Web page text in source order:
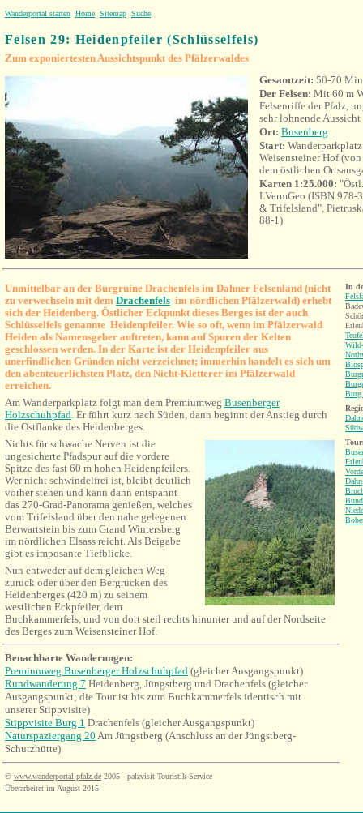
Wanderportal starten Home Sitemap Suche
Felsen 29: Heidenpfeiler (Schlüsselfels)
Zum exponiertesten Aussichtspunkt des Pfälzerwaldes
Gesamtzeit: 50-70
Der Felsen: Mit 60 m
Felsenriffe der Pfalz,
sehr lohnende
Ort: Busenberg
Start:
Weisensteiner Hof
dem östlichen
Karten 1:25.000:
LVermGeo (ISBN 978-
& Trifelsland",
88-1)
Unmittelbar an der Burgruine Drachenfels im Dahner Felsenland (nicht
zu verwechseln mit dem Drachenfels im nördlichen Pfälzerwald) erhebt
sich der Heidenberg. Östlicher Eckpunkt dieses Berges ist der auch
Schlüsselfels genannte Heidenpfeiler. Wie so oft, wenn im Pfälzerwald
Heiden als Namensgeber auftreten, kann auf Spuren der Kelten
geschlossen werden. In der Karte ist der Heidenpfeiler aus
unerfindlichen Gründen nicht verzeichnet; immerhin handelt es sich um
den abenteuerlichsten Platz, den Nicht-Kletterer im Pfälzerwald
erreichen.
Am Wanderparkplatz folgt man dem Premiumweg Busenberger
Holzschuhpfad. Er führt kurz nach Süden, dann beginnt der Anstieg durch
die Ostflanke des Heidenberges.
Nichts für schwache Nerven ist die
ungesicherte Pfadspur auf die vordere
Spitze des fast 60 m hohen Heidenpfeilers.
Wer nicht schwindelfrei ist, bleibt deutlich
vorher stehen und kann dann entspannt
das 270-Grad-Panorama genießen, welches
vom Trifelsland über den nahe gelegenen
Berwartstein bis zum Grand Wintersberg
im nördlichen Elsass reicht. Als Beigabe
gibt es imposante Tiefblicke.
Nun entweder auf dem gleichen Weg
zurück oder über den Bergrücken des
Heidenberges (420 m) zu seinem
westlichen Eckpfeiler, dem
Buchkammerfels, und von dort steil rechts hinunter und auf der Nordseite
des Berges zum Weisensteiner Hof.
Benachbarte Wanderungen:
Premiumweg Busenberger Holzschuhpfad (gleicher Ausgangspunkt)
Rundwanderung 7 Heidenberg, Jüngstberg und Drachenfels (gleicher
Ausgangspunkt; die Tour ist bis zum Buchkammerfels identisch mit
unserer Stippvisite)
Stippvisite Burg 1 Drachenfels (gleicher Ausgangspunkt)
Naturspaziergang 20 Am Jüngstberg (Anschluss an der Jüngstberg-
Schutzhütte)
© www.wanderportal-pfalz.de 2005 - palzvisit Touristik-Service
Überarbeitet im August 2015
In
Burg
Dahn